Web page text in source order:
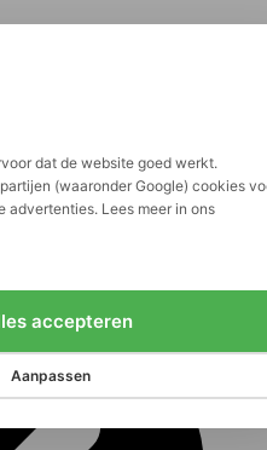
dat de website goed werkt.
(waaronder Google) cookies
advertenties. Lees meer in ons
accepteren
Aanpassen